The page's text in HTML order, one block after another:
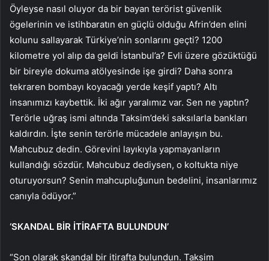
Öyleyse nasıl oluyor da bir bayan terörist güvenlik
ögelerinin ve istihbaratın en güçlü olduğu Afrin’den elini
kolunu sallayarak Türkiye’nin sonlarını geçti? 1200
kilometre yol alıp da geldi İstanbul’a? Evli üzere gözüktüğü
bir bireyle dokuma atölyesinde işe girdi? Daha sonra
tekraren bombayı koyacağı yerde keşif yaptı? Altı
insanımızı kaybettik. İki ağır yaralımız var. Sen ne yaptın?
Terörle uğraş ismi altında Taksim’deki saksılarla bankları
kaldırdın. İşte senin terörle mücadele anlayışın bu.
Mahcubuz dedin. Görevini layıkıyla yapmayanların
kullandığı sözdür. Mahcubuz dediysen, o koltukta niye
oturuyorsun? Senin mahcupluğunun bedelini, insanlarımız
canıyla ödüyor.”
‘SKANDAL BİR İTİRAFTA BULUNDUN’
“Son olarak skandal bir itirafta bulundun. Taksim